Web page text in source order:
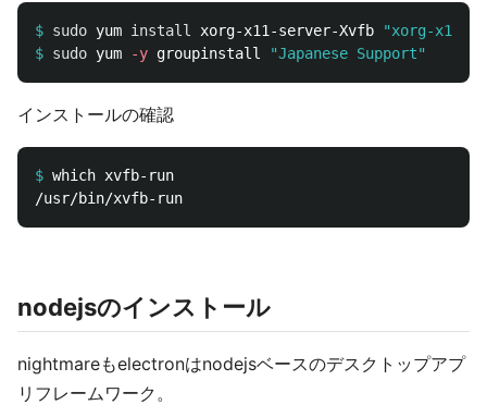
$ sudo yum install xorg-x11-server-Xvfb
"xorg-x11-
$ sudo yum -y groupinstall "Japanese Support"
インストールの確認
$
nodejsのインストール
nightmareもelectronはnodejsベースのデスクトップアプ
リフレームワーク。